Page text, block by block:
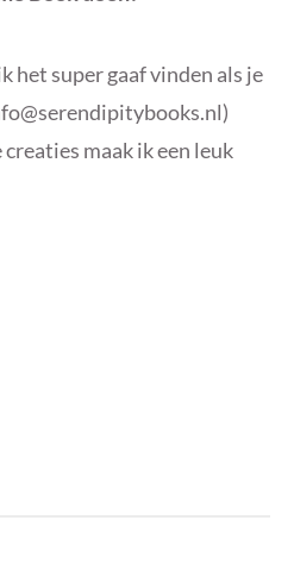
het super gaaf vinden als je
maak ik een leuk